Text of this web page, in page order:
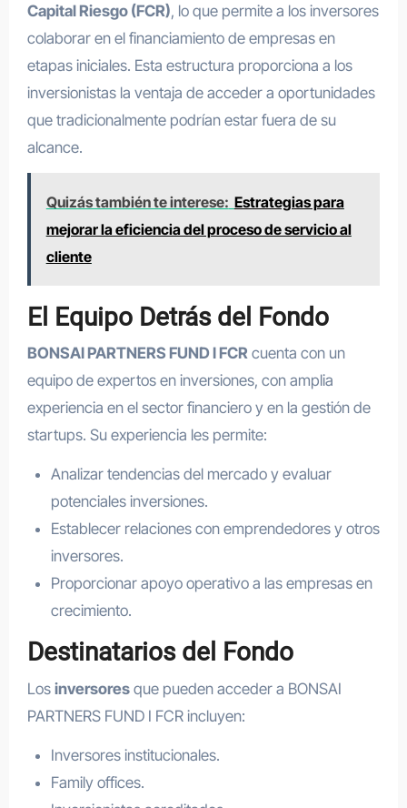
Capital Riesgo (FCR), lo que permite a los inversores
colaborar en el financiamiento de empresas en
etapas iniciales. Esta estructura proporciona a los
inversionistas la ventaja de acceder a oportunidades
que tradicionalmente podrían estar fuera de su
alcance.
Quizás también te interese: Estrategias para
mejorar la eficiencia del proceso de servicio al
cliente
El Equipo Detrás del Fondo
BONSAI PARTNERS FUND I FCRcuenta con un
equipo de expertos en inversiones, con amplia
experiencia en el sector financiero y en la gestión de
startups. Su experiencia les permite:
Analizar tendencias del mercado y evaluar
potenciales inversiones.
Establecer relaciones con emprendedores y otros
inversores.
Proporcionar apoyo operativo a las empresas en
crecimiento.
Destinatarios del Fondo
Los inversoresque pueden acceder a BONSAI
PARTNERS FUND I FCR incluyen:
Inversores institucionales.
Family offices.